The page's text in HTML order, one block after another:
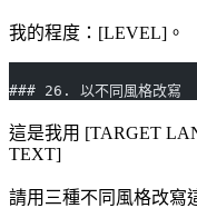
我的程度：[LEVEL]。
### 26. 以不同風格改寫
這是我用 [TARGET
TEXT]
請用三種不同風格改寫